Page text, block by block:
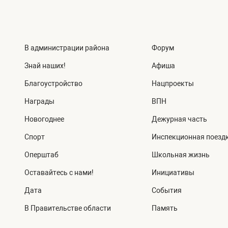
В администрации района
Знай наших!
Благоустройство
Награды
Новогоднее
Спорт
Оперштаб
Оставайтесь с нами!
Дата
В Правительстве области
Форум
Афиша
Нацпроекты
ВПН
Дежурная часть
Инспекционная
Школьная жизнь
Инициативы
События
Память